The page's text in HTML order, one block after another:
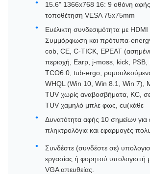
15.6" 1366x768 16: 9 οθόνη
τοποθέτηση VESA 75x75mm
Ευέλικτη συνδεσιμότητα με HDMI
Συμμόρφωση και πρότυπα-
cob, CE, C-TICK, EPEAT
περιοχή, Earp, j-moss, kick, PSB,
TCO6.0, tub-ergo,
WHQL (Win 10, Win 8.1, Win 7),
TUV χωρίς αναβοσβήματα, KC,
TUV χαμηλό μπλε φως, cu(κάθε
Δυνατότητα αφής 10 σημείων για
πληκτρολόγια και εφαρμογές
Συνδέστε (συνδέστε σε)
εργασίας ή φορητού υπολογιστή
VGA απευθείας.